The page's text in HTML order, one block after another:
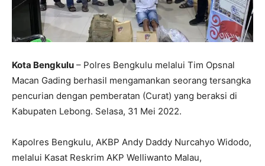
Kota Bengkulu – Polres Bengkulu melalui Tim Opsnal
Macan Gading berhasil mengamankan seorang tersangka
pencurian dengan pemberatan (Curat) yang beraksi di
Kabupaten Lebong. Selasa, 31 Mei 2022.
Kapolres Bengkulu, AKBP Andy Daddy Nurcahyo Widodo,
melalui Kasat Reskrim AKP Welliwanto Malau,